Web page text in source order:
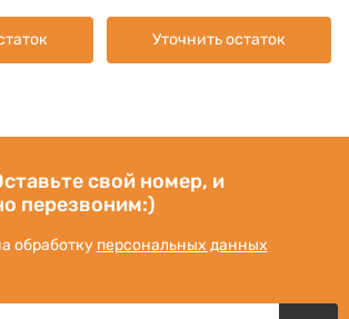
Уточнить остаток
свой номер, и
перезвоним:)
обработку персональных данных